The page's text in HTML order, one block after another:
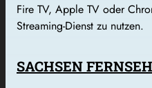
Fire TV, Apple TV oder
Streaming-Dienst zu nutzen.
SACHSEN